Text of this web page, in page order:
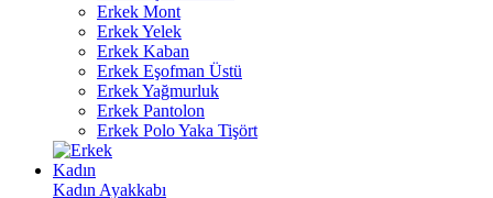
Erkek Mont
Erkek Yelek
Erkek Kaban
Erkek Eşofman Üstü
Erkek Yağmurluk
Erkek Pantolon
Erkek Polo Yaka Tişört
Kadın
Kadın Ayakkabı